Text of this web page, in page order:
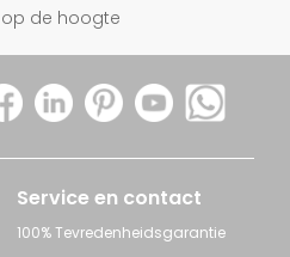
op de hoogte
Service en contact
100% Tevredenheidsgarantie